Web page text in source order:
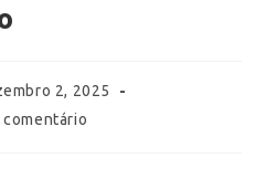
2, 2025
comentário